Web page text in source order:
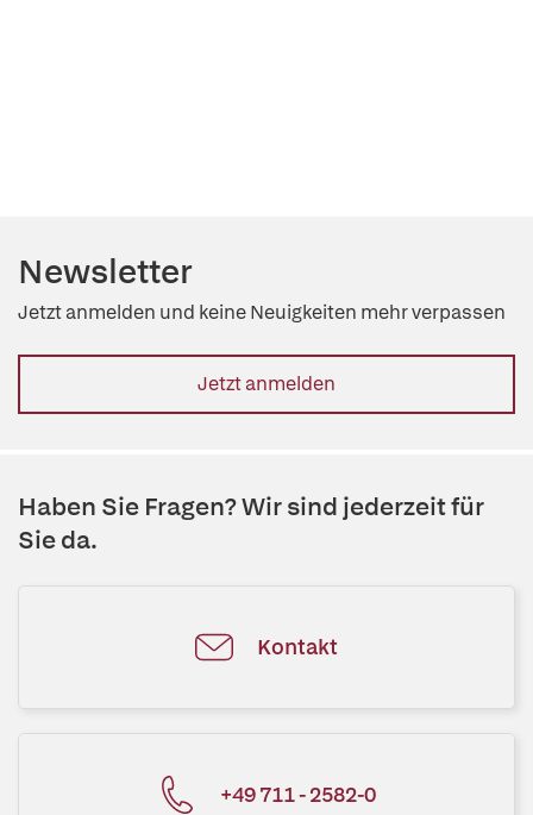
Newsletter
Jetzt anmelden und keine Neuigkeiten mehr verpassen
Jetzt anmelden
Haben Sie Fragen? Wir sind jederzeit für
Sie da.
Kontakt
+49 711 - 2582-0